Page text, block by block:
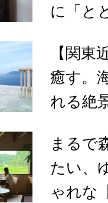
に「と
【関東
癒す。
れる絶
まるで
たい、
ゃれな